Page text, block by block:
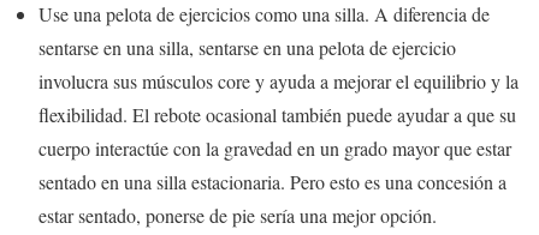
Use una pelota de ejercicios como una silla. A diferencia de
sentarse en una silla, sentarse en una pelota de ejercicio
involucra sus músculos core y ayuda a mejorar el equilibrio y la
flexibilidad. El rebote ocasional también puede ayudar a que su
cuerpo interactúe con la gravedad en un grado mayor que estar
sentado en una silla estacionaria. Pero esto es una concesión a
estar sentado, ponerse de pie sería una mejor opción.